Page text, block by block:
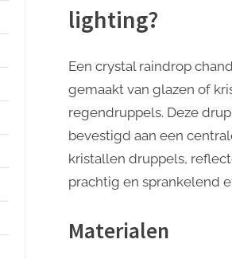
lighting?
Een crystal raindrop
gemaakt van glazen of
regendruppels. Deze
bevestigd aan een
kristallen druppels,
prachtig en sprankelend
Materialen